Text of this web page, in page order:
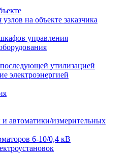
на объекте заказчика
управления
утилизацией
электроэнергией
автоматики/измерительных
6-10/0,4 кВ